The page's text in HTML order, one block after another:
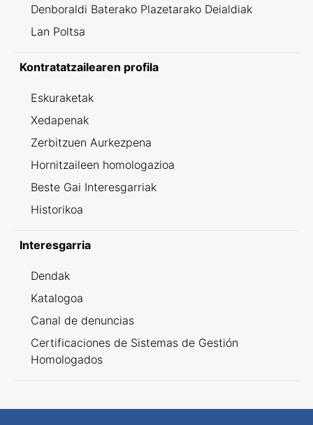
Denboraldi Baterako Plazetarako Deialdiak
Lan Poltsa
Kontratatzailearen profila
Eskuraketak
Xedapenak
Zerbitzuen Aurkezpena
Hornitzaileen homologazioa
Beste Gai Interesgarriak
Historikoa
Interesgarria
Dendak
Katalogoa
Canal de denuncias
Certificaciones de Sistemas de Gestión
Homologados